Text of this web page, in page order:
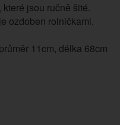
jsou ručně šité.
ozdoben rolničkami.
11cm, délka 68cm